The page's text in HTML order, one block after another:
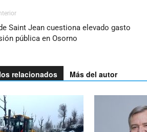
Saint Jean cuestiona elevado gasto
pública en Osorno
relacionados Más del autor